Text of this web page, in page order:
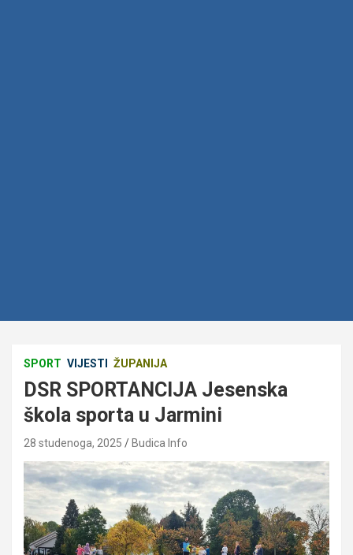
SPORT VIJESTI ŽUPANIJA
DSR SPORTANCIJA Jesenska
škola sporta u Jarmini
28 studenoga, 2025 Budica Info